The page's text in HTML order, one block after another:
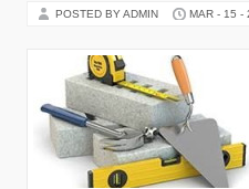
POSTED BY ADMIN MAR - 15 -